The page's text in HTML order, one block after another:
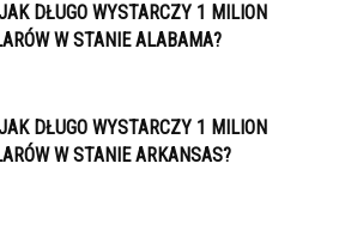
DŁUGO WYSTARCZY 1 MILION
W STANIE ALABAMA?
DŁUGO WYSTARCZY 1 MILION
W STANIE ARKANSAS?